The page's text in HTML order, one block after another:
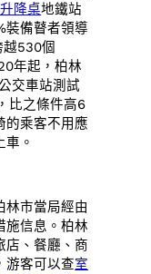
降桌地鐵站
裝備瞽者領導
530個
年起，柏林
交車站測試
比之條件高6
的乘客不用應
。
市當局經由
施信息。柏林
店、餐廳、商
游客可以查室